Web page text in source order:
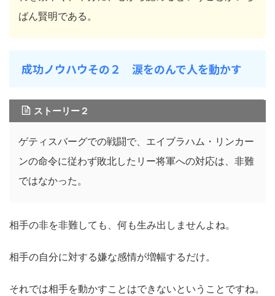
ばん賢明である。
成功ノウハウその２ 涙をのんで人を動かす
ストーリー２
ゲティスバーグでの戦闘で、エイブラハム・リンカー
ンの命令に従わず敗北したリー将軍への対応は、非難
ではなかった。
相手の非を非難しても、何も生み出しませんよね。
相手の自分に対する嫌な感情が増幅するだけ。
それでは相手を動かすことはできないということですね。